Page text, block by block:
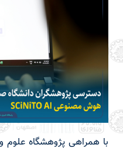
با همراهی پژوهشگاه علوم و